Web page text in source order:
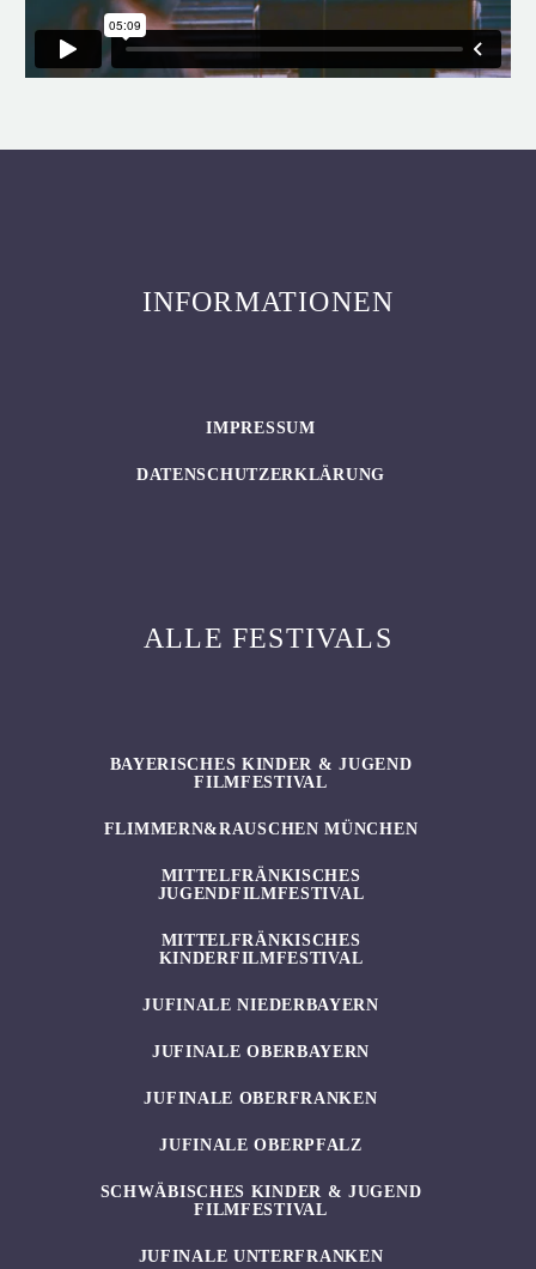
INFORMATIONEN
IMPRESSUM
DATENSCHUTZERKLÄRUNG
ALLE FESTIVALS
BAYERISCHES KINDER & JUGEND
FILMFESTIVAL
FLIMMERN&RAUSCHEN MÜNCHEN
MITTELFRÄNKISCHES
JUGENDFILMFESTIVAL
MITTELFRÄNKISCHES
KINDERFILMFESTIVAL
JUFINALE NIEDERBAYERN
JUFINALE OBERBAYERN
JUFINALE OBERFRANKEN
JUFINALE OBERPFALZ
SCHWÄBISCHES KINDER & JUGEND
FILMFESTIVAL
JUFINALE UNTERFRANKEN